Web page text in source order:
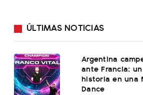
ÚLTIMAS NOTICIAS
Argentina
ante Francia:
historia en una
Dance